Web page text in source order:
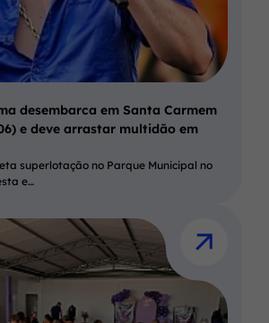
desembarca em Santa Carmem
e deve arrastar multidão em
superlotação no Parque Municipal no
e…